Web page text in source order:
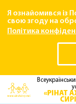
Я ознайомився із
свою згоду на
Політика
«РІНАТ